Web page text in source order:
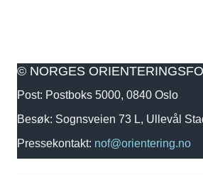
© NORGES
Post: Postboks 5000, 0840 Oslo
Besøk: Sognsveien 73 L, Ullevål
Pressekontakt: nof@orientering.no